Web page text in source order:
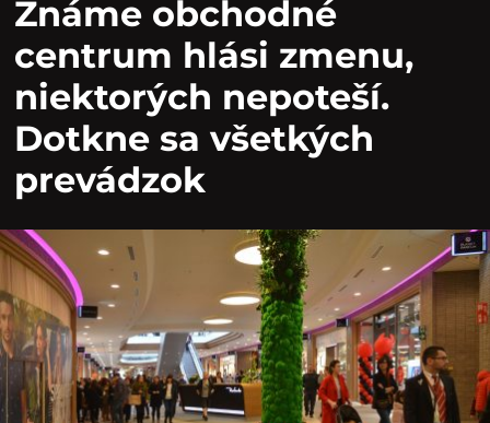
Známe obchodné
centrum hlási zmenu,
niektorých nepoteší.
Dotkne sa všetkých
prevádzok